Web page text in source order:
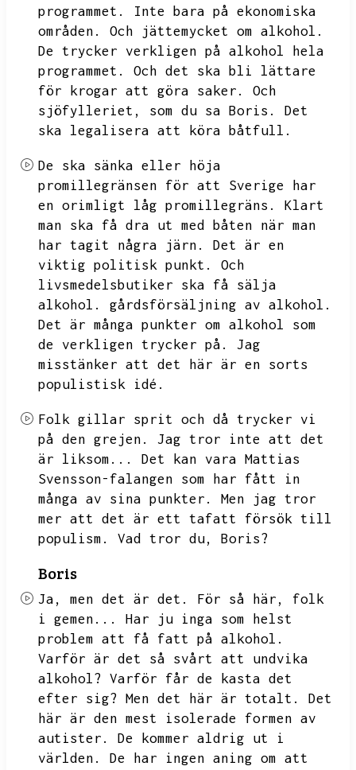
programmet.
Inte bara på ekonomiska
områden.
Och jättemycket om alkohol.
De trycker verkligen på alkohol hela
programmet.
Och det ska bli lättare
för krogar att göra saker.
Och
sjöfylleriet,
som du sa Boris.
Det
ska legalisera att köra båtfull.
De ska sänka eller höja
promillegränsen för att
Sverige har
en orimligt låg promillegräns.
Klart
man ska få dra ut med båten när man
har tagit några järn.
Det är en
viktig politisk punkt.
Och
livsmedelsbutiker ska få sälja
alkohol.
gårdsförsäljning av alkohol.
Det är många punkter om alkohol som
de verkligen trycker på.
Jag
misstänker att det här är en sorts
populistisk idé.
Folk gillar sprit och då trycker vi
på den grejen.
Jag tror inte att det
är liksom...
Det kan vara Mattias
Svensson-falangen som har fått in
många av sina punkter.
Men jag tror
mer att det är ett tafatt försök till
populism.
Vad tror du, Boris?
Boris
Ja, men det är det. För så här,
folk
i gemen...
Har ju inga som helst
problem att få fatt på alkohol.
Varför är det så svårt att undvika
alkohol? Varför får de kasta det
efter sig? Men det här är totalt.
Det
här är den mest isolerade formen av
autister.
De kommer aldrig ut i
världen.
De har ingen aning om att